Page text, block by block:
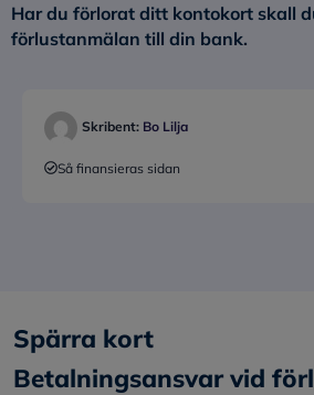
Har du förlorat ditt kontokort skall
förlustanmälan till din bank.
Skribent: Bo Lilja
Så finansieras sidan
Spärra kort
Betalningsansvar vid